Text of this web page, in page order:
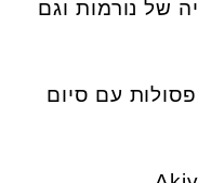
של נורמות וגם
עם סיום